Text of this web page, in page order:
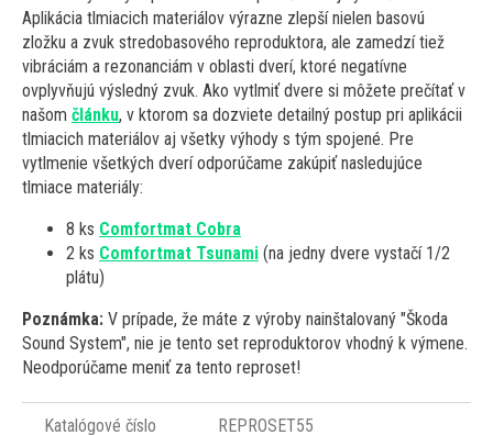
Aplikácia tlmiacich materiálov výrazne zlepší nielen basovú
zložku a zvuk stredobasového reproduktora, ale zamedzí tiež
vibráciám a rezonanciám v oblasti dverí, ktoré negatívne
ovplyvňujú výsledný zvuk. Ako vytlmiť dvere si môžete prečítať v
našom článku, v ktorom sa dozviete detailný postup pri aplikácii
tlmiacich materiálov aj všetky výhody s tým spojené. Pre
vytlmenie všetkých dverí odporúčame zakúpiť nasledujúce
tlmiace materiály:
8 ks Comfortmat Cobra
2 ks Comfortmat Tsunami (na jedny dvere vystačí 1/2
plátu)
Poznámka: V prípade, že máte z výroby nainštalovaný "Škoda
Sound System", nie je tento set reproduktorov vhodný k výmene.
Neodporúčame meniť za tento reproset!
Katalógové číslo REPROSET55